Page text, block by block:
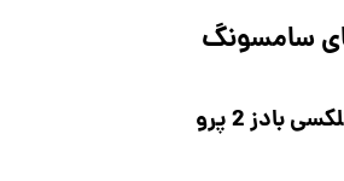
سامسونگ
بادز 2 پرو